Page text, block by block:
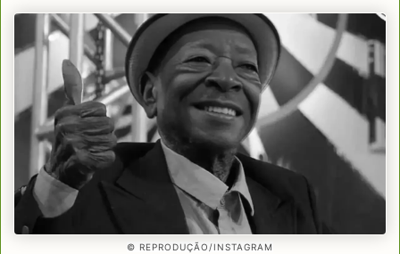
© REPRODUÇÃO/INSTAGRAM